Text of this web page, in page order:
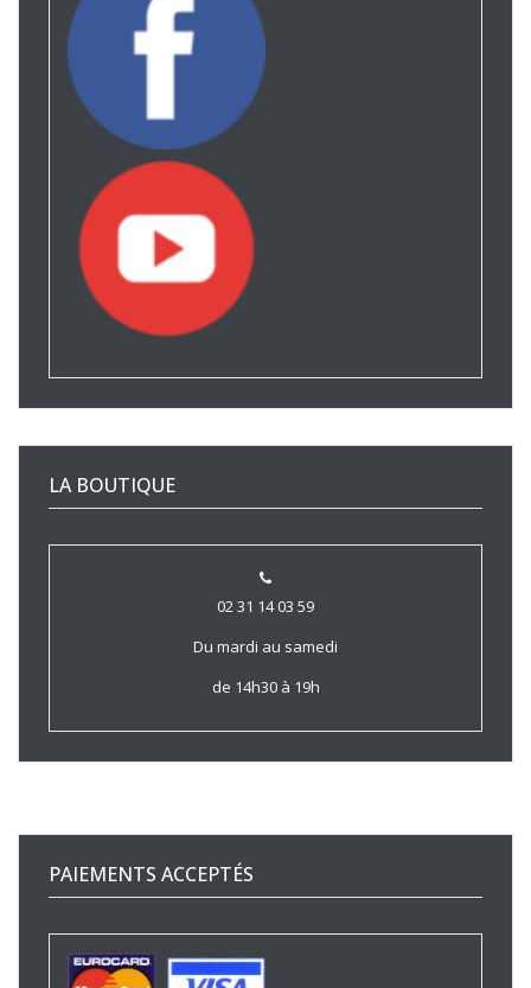
LA BOUTIQUE
02 31 14 03 59
Du mardi au samedi
de 14h30 à 19h
PAIEMENTS ACCEPTÉS